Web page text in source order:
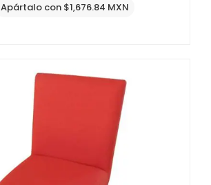
Apártalo con $1,676.84 MXN